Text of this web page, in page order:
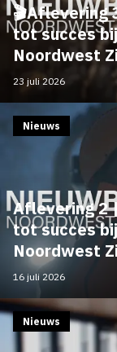
🎬Aflevering
tot succes
Noordwest
23 juli 2026
Aflevering 2
tot succes
Noordwest
Nieuws
16 juli 2026
Nieuws